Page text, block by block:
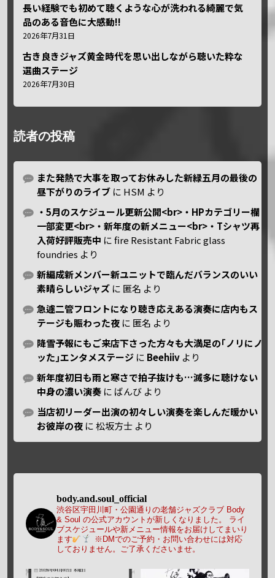
長い経験でも初めて聴くような心が洗われる綺麗で気
品のある音色に大感動!!
2026年7月31日
古き良きジャズ黄金時代を思い出しながら聴いた粋な
選曲ステージ
2026年7月30日
読者の投稿
また発熱で大事を取ってお休みした新緑五月の最後の
昼下がりのライブ に HSM より
・5月のスケジュール更新公開<br>・HPカテゴリー欄
一部変更<br>・新年度の新メニュー<br>・Tシャツ再
入荷好評販売中 にfire Resistant Fabric glass
foundries より
新編成新メンバー新ユニットで臨んだバランスのいい
素晴らしいジャズ に 匿名 より
急遽二管フロントになり聴き応えある演奏に店内もス
テージも賑わった夜 に 匿名 より
降雪予報にもご来店下さった方々も大満足の｢ノリにノ
ッた｣エンタメステージ に Beehiiv より
新年度初日も雨と寒さで拍子抜けも…滅多に聴けない
中身の濃い演奏 に ばんび より
当店初リーダー出演の初々しい演奏を楽しんだ暖かい
お彼岸の夜 に松坂方士 より
body.and.soul_official
渋谷区宇田川町・公園通りの老舗ジャズクラブ Body
& Soul の公式アカウントが新しくなりました。
ライ
ブスケジュールや新メニュー情報をお届けしてまいり
ます
※DMでのご予約・お問い合わせには対応
しておりません。ご了承くださいませ。